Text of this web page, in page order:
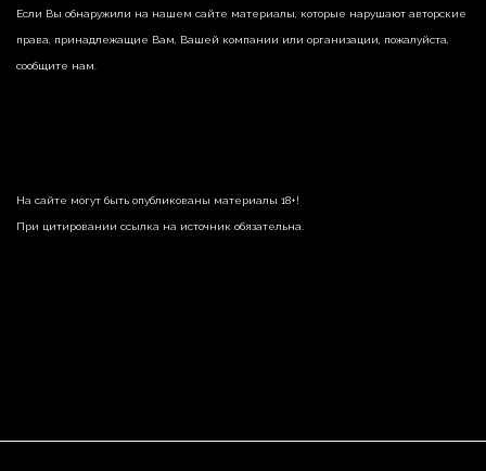
Если Вы обнаружили на нашем сайте материалы, которые нарушают авторские
права, принадлежащие Вам, Вашей компании или организации, пожалуйста,
сообщите нам.
На сайте могут быть опубликованы материалы 18+!
При цитировании ссылка на источник обязательна.